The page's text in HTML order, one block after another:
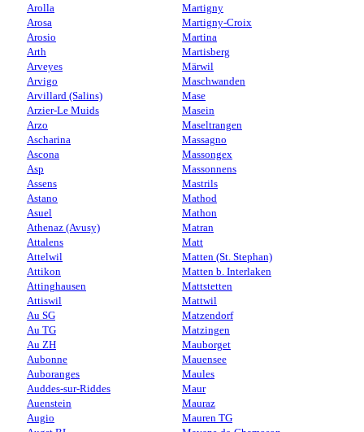
Arolla
Arosa
Arosio
Arth
Arveyes
Arvigo
Arvillard (Salins)
Arzier-Le Muids
Arzo
Ascharina
Ascona
Asp
Assens
Astano
Asuel
Athenaz (Avusy)
Attalens
Attelwil
Attikon
Attinghausen
Attiswil
Au SG
Au TG
Au ZH
Aubonne
Auboranges
Auddes-sur-Riddes
Auenstein
Augio
Martigny
Martigny-Croix
Martina
Martisberg
Märwil
Maschwanden
Mase
Masein
Maseltrangen
Massagno
Massongex
Massonnens
Mastrils
Mathod
Mathon
Matran
Matt
Matten (St. Stephan)
Matten b. Interlaken
Mattstetten
Mattwil
Matzendorf
Matzingen
Mauborget
Mauensee
Maules
Maur
Mauraz
Mauren TG